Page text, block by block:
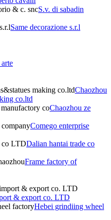
S.v. di sabadin
Same decorazione s.r.l
Chaozhou
co.ltd
Chaozhou ze
Comego enterprise
Dalian hantai trade co
Frame factory of
& export co. LTD
Hebei grindiing wheel